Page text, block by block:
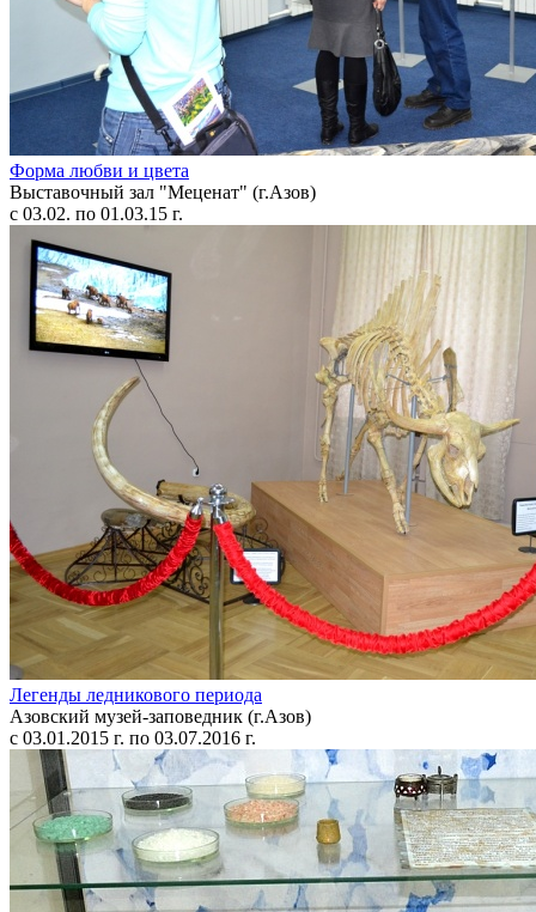
Форма любви и цвета
Выставочный зал "Меценат" (г.Азов)
с 03.02. по 01.03.15 г.
Легенды ледникового периода
Азовский музей-заповедник (г.Азов)
с 03.01.2015 г. по 03.07.2016 г.